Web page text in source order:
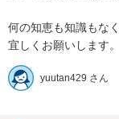
何の知恵も知識もな
yuutan429 さん